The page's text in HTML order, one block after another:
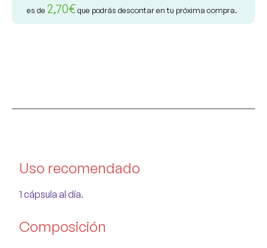
es de 2,70€que podrás descontar en tu próxima compra.
Uso recomendado
1 cápsula al día.
Composición